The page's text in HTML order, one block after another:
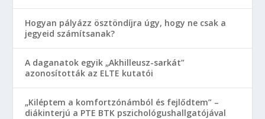
Hogyan pályázz ösztöndíjra úgy, hogy ne csak a
jegyeid számítsanak?
A daganatok egyik „Akhilleusz-sarkát”
azonosították az ELTE kutatói
„Kiléptem a komfortzónámból és fejlődtem” –
diákinterjú a PTE BTK pszichológushallgatójával